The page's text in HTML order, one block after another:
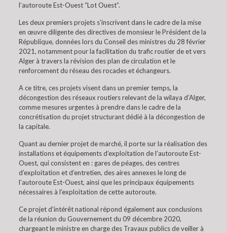
l’autoroute Est-Ouest “Lot Ouest”.
Les deux premiers projets s’inscrivent dans le cadre de la mise
en œuvre diligente des directives de monsieur le Président de la
République, données lors du Conseil des ministres du 28 février
2021, notamment pour la facilitation du trafic routier de et vers
Alger à travers la révision des plan de circulation et le
renforcement du réseau des rocades et échangeurs.
A ce titre, ces projets visent dans un premier temps, la
décongestion des réseaux routiers relevant de la wilaya d’Alger,
comme mesures urgentes à prendre dans le cadre de la
concrétisation du projet structurant dédié à la décongestion de
la capitale.
Quant au dernier projet de marché, il porte sur la réalisation des
installations et équipements d’exploitation de l’autoroute Est-
Ouest, qui consistent en : gares de péages, des centres
d’exploitation et d’entretien, des aires annexes le long de
l’autoroute Est-Ouest, ainsi que les principaux équipements
nécessaires à l’exploitation de cette autoroute.
Ce projet d’intérêt national répond également aux conclusions
de la réunion du Gouvernement du 09 décembre 2020,
chargeant le ministre en charge des Travaux publics de veiller à